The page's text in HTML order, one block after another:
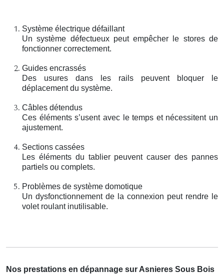
Système électrique défaillant
Un système défectueux peut empêcher le stores de
fonctionner correctement.
Guides encrassés
Des usures dans les rails peuvent bloquer le
déplacement du système.
Câbles détendus
Ces éléments s’usent avec le temps et nécessitent un
ajustement.
Sections cassées
Les éléments du tablier peuvent causer des pannes
partiels ou complets.
Problèmes de système domotique
Un dysfonctionnement de la connexion peut rendre le
volet roulant inutilisable.
Nos prestations en dépannage sur Asnieres Sous Bois